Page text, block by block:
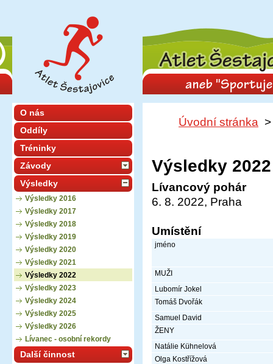
O nás
Oddíly
Tréninky
Závody
Výsledky
Výsledky 2016
Výsledky 2017
Výsledky 2018
Výsledky 2019
Výsledky 2020
Výsledky 2021
Výsledky 2022
Výsledky 2023
Výsledky 2024
Výsledky 2025
Výsledky 2026
Lívanec - osobní rekordy
Další činnost
Úvodní stránka
Výsledky
Lívancový pohár
6. 8. 2022, Praha
Umístění
jméno
MUŽI
Lubomír Jokel
Tomáš Dvořák
Samuel David
ŽENY
Natálie Kühnelová
Olga Kostřížová